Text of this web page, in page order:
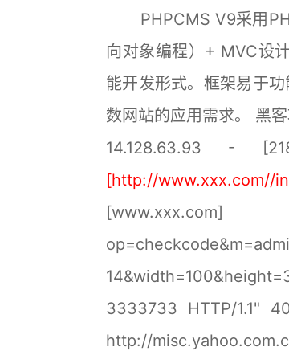
PHPCMS V9采用
向对象编程）+ MVC设
能开发形式。框架易于
数网站的应用需求。 黑
14.128.63.93 -
[http://www.xxx.com//
3333733 HTTP/1.1"
http://